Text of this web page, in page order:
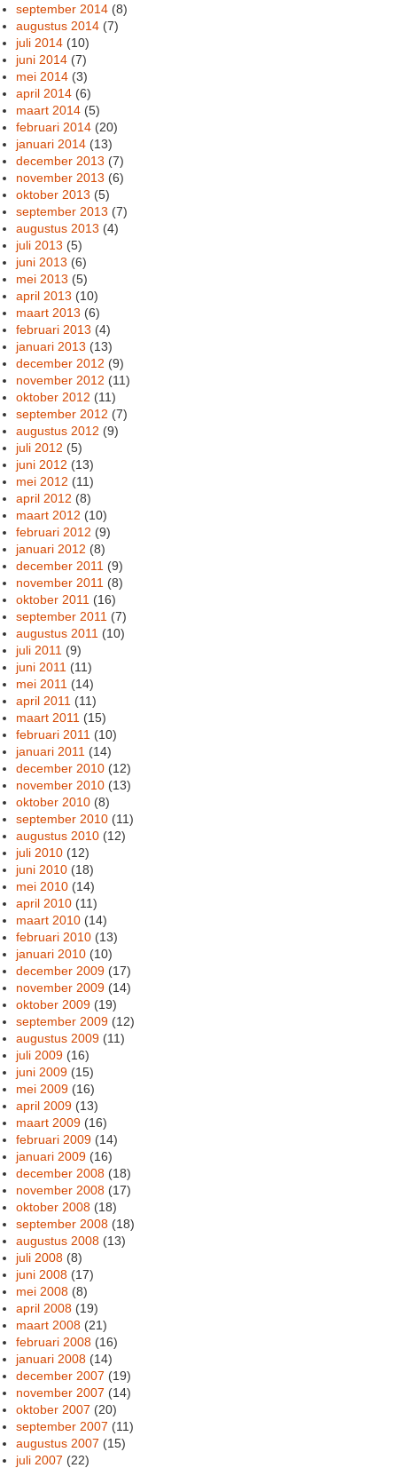
september 2014 (8)
augustus 2014 (7)
juli 2014 (10)
juni 2014 (7)
mei 2014 (3)
april 2014 (6)
maart 2014 (5)
februari 2014 (20)
januari 2014 (13)
december 2013 (7)
november 2013 (6)
oktober 2013 (5)
september 2013 (7)
augustus 2013 (4)
juli 2013 (5)
juni 2013 (6)
mei 2013 (5)
april 2013 (10)
maart 2013 (6)
februari 2013 (4)
januari 2013 (13)
december 2012 (9)
november 2012 (11)
oktober 2012 (11)
september 2012 (7)
augustus 2012 (9)
juli 2012 (5)
juni 2012 (13)
mei 2012 (11)
april 2012 (8)
maart 2012 (10)
februari 2012 (9)
januari 2012 (8)
december 2011 (9)
november 2011 (8)
oktober 2011 (16)
september 2011 (7)
augustus 2011 (10)
juli 2011 (9)
juni 2011 (11)
mei 2011 (14)
april 2011 (11)
maart 2011 (15)
februari 2011 (10)
januari 2011 (14)
december 2010 (12)
november 2010 (13)
oktober 2010 (8)
september 2010 (11)
augustus 2010 (12)
juli 2010 (12)
juni 2010 (18)
mei 2010 (14)
april 2010 (11)
maart 2010 (14)
februari 2010 (13)
januari 2010 (10)
december 2009 (17)
november 2009 (14)
oktober 2009 (19)
september 2009 (12)
augustus 2009 (11)
juli 2009 (16)
juni 2009 (15)
mei 2009 (16)
april 2009 (13)
maart 2009 (16)
februari 2009 (14)
januari 2009 (16)
december 2008 (18)
november 2008 (17)
oktober 2008 (18)
september 2008 (18)
augustus 2008 (13)
juli 2008 (8)
juni 2008 (17)
mei 2008 (8)
april 2008 (19)
maart 2008 (21)
februari 2008 (16)
januari 2008 (14)
december 2007 (19)
november 2007 (14)
oktober 2007 (20)
september 2007 (11)
augustus 2007 (15)
juli 2007 (22)